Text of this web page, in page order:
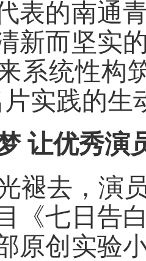
表的南通
新而坚实
系统性构
片实践的生
让优秀演
褪去，演
《七日告
原创实验